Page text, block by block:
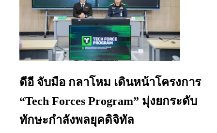
ดีอี จับมือ กลาโหม เดินหน้าโครงการ
“Tech Forces Program” มุ่งยกระดับ
ทักษะกำลังพลยุคดิจิทัล